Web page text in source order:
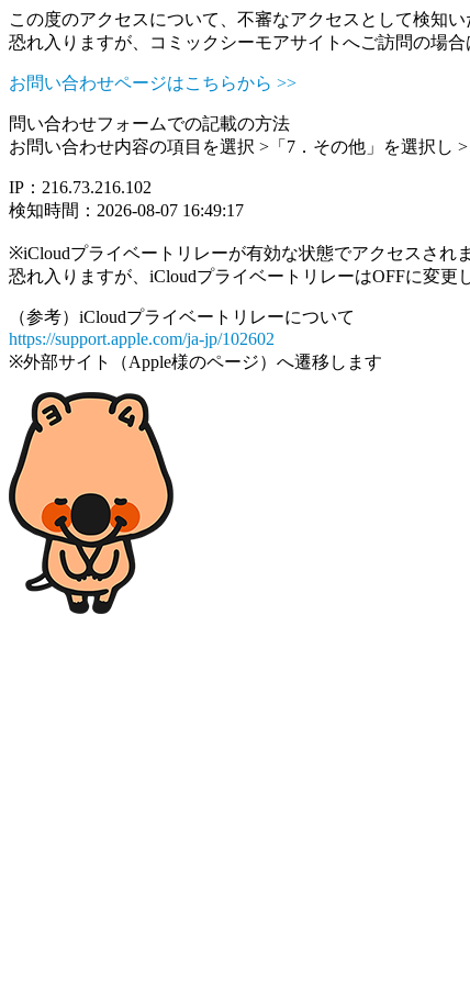
この度のアクセスについて、不審なアクセスとして検知い
恐れ入りますが、コミックシーモアサイトへご訪問の場
お問い合わせページはこちらから >>
問い合わせフォームでの記載の方法
お問い合わせ内容の項目を選択 >「7．その他」を選択し
IP：216.73.216.102
検知時間：2026-08-07 16:49:17
※iCloudプライベートリレーが有効な状態でアクセスされ
恐れ入りますが、iCloudプライベートリレーはOFFに変更
（参考）iCloudプライベートリレーについて
https://support.apple.com/ja-jp/102602
※外部サイト（Apple様のページ）へ遷移します